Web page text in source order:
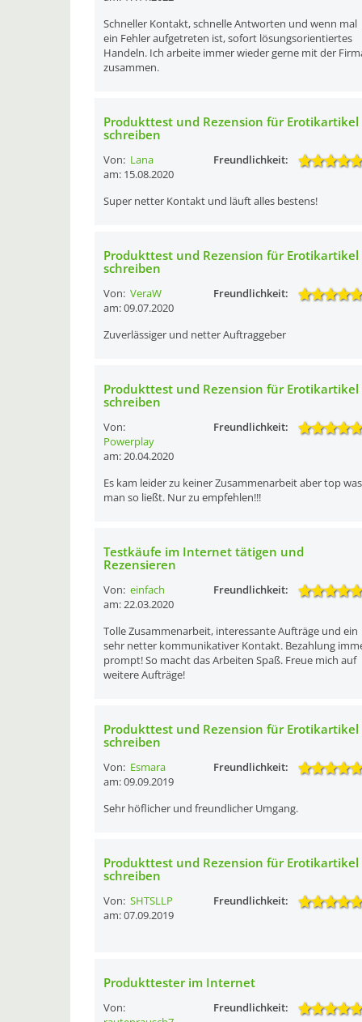
Schneller Kontakt, schnelle Antworten und wenn mal
ein Fehler aufgetreten ist, sofort lösungsorientiertes
Handeln. Ich arbeite immer wieder gerne mit der
zusammen.
Produkttest und Rezension für Erotikartikel
schreiben
Von: Lana
am: 15.08.2020
Freundlichkeit:
Super netter Kontakt und läuft alles bestens!
Produkttest und Rezension für Erotikartikel
schreiben
Von: VeraW
am: 09.07.2020
Freundlichkeit:
Zuverlässiger und netter Auftraggeber
Produkttest und Rezension für Erotikartikel
schreiben
Von:
Powerplay
am: 20.04.2020
Freundlichkeit:
Es kam leider zu keiner Zusammenarbeit aber top was
man so ließt. Nur zu empfehlen!!!
Testkäufe im Internet tätigen und
Rezensieren
Von: einfach
am: 22.03.2020
Freundlichkeit:
Tolle Zusammenarbeit, interessante Aufträge und ein
sehr netter kommunikativer Kontakt. Bezahlung
prompt! So macht das Arbeiten Spaß. Freue mich auf
weitere Aufträge!
Produkttest und Rezension für Erotikartikel
schreiben
Von: Esmara
am: 09.09.2019
Freundlichkeit:
Sehr höflicher und freundlicher Umgang.
Produkttest und Rezension für Erotikartikel
schreiben
Von: SHTSLLP
am: 07.09.2019
Freundlichkeit:
Produkttester im Internet
Von:
Freundlichkeit: